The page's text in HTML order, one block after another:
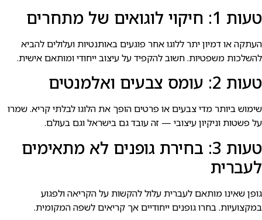
טעות 1: חיקוי לוגואים של מתחרים
העתקה או דמיון יתר ללוגו אחר פוגעים באותנטיות ועלולים להביא
להשלכות משפטיות. חשוב להקפיד על עיצוב ייחודי ומותאם אישית.
טעות 2: עומס צבעים ואלמנטים
שימוש ביותר מדי צבעים או פרטים הופך את הלוגו לבלתי קריא. שמרו
על פשטות וניקיון עיצובי — זה עובד גם בישראל וגם בעולם.
טעות 3: בחירת גופנים לא מתאימים
לעברית
גופן שאינו מותאם לעברית עלול להקשות על הקריאה ולפגוע
במקצועיות. בחרו גופנים ייחודיים אך קריאים לשפה המקומית.